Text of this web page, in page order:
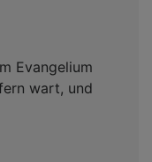
Evangelium
wart, und